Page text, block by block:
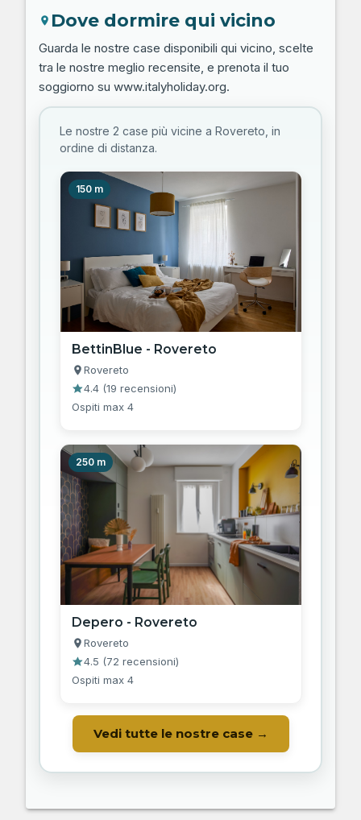
Dove dormire qui vicino
Guarda le nostre case disponibili qui vicino, scelte
tra le nostre meglio recensite, e prenota il tuo
soggiorno su www.italyholiday.org.
Le nostre 2 case più vicine a Rovereto, in
ordine di distanza.
150 m
BettinBlue - Rovereto
Rovereto
4.4 (19 recensioni)
Ospiti max 4
250 m
Depero - Rovereto
Rovereto
4.5 (72 recensioni)
Ospiti max 4
Vedi tutte le nostre case →